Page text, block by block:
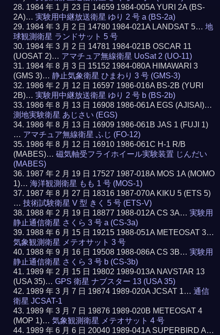
1984 年 1 月 23 日 14659 1984-005A YURI 2A (BS-
2A)…実験用中継放送衛星 ゆり 2 号 a (BS-2a)
1984 年 3 月 2 日 14780 1984-021A LANDSAT 5…地
球観測衛星 ランドサット 5 号
1984 年 3 月 2 日 14781 1984-021B OSCAR 11
(UOSAT 2)… アマチュア無線衛星 UoSat 2 (UO-11)
1984 年 8 月 3 日 15152 1984-080A HIMAWARI 3
(GMS 3)…静止気象衛星 ひまわり 3 号 (GMS-3)
1986 年 2 月 12 日 16597 1986-016A BS-2B (YURI
2B)…実験用中継放送衛星 ゆり 2 号 b (BS-2b)
1986 年 8 月 13 日 16908 1986-061A EGS (AJISAI)…
測地実験衛星 あじさい (EGS)
1986 年 8 月 13 日 16909 1986-061B JAS 1 (FUJI 1)
… アマチュア無線衛星 ふじ (FO-12)
1986 年 8 月 12 日 16910 1986-061C H-1 R/B
(MABES)…磁気軸受フライホイール実験装置 じんだい
(MABES)
1987 年 2 月 19 日 17527 1987-018A MOS 1A (MOMO
1)…海洋観測衛星 もも 1 号 (MOS-1)
1987 年 8 月 27 日 18316 1987-070A KIKU 5 (ETS 5)
…技術試験衛星 V 型 きく 5 号 (ETS-V)
1988 年 2 月 19 日 18877 1988-012A CS 3A…実験用
静止通信衛星 さくら 3 号 a (CS-3a)
1988 年 6 月 15 日 19215 1988-051A METEOSAT 3…
気象観測衛星 メテオサット 3 号
1988 年 9 月 16 日 19508 1988-086A CS 3B…実験用
静止通信衛星 さくら 3 号 b (CS-3b)
1989 年 2 月 15 日 19802 1989-013A NAVSTAR 13
(USA 35)…GPS 衛星 ナブスター 13 (USA 35)
1989 年 3 月 7 日 19874 1989-020A JCSAT 1…通信
衛星 JCSAT-1
1989 年 3 月 7 日 19876 1989-020B METEOSAT 4
(MOP 1)…気象観測衛星 メテオサット 4 号
1989 年 6 月 6 日 20040 1989-041A SUPERBIRD A…